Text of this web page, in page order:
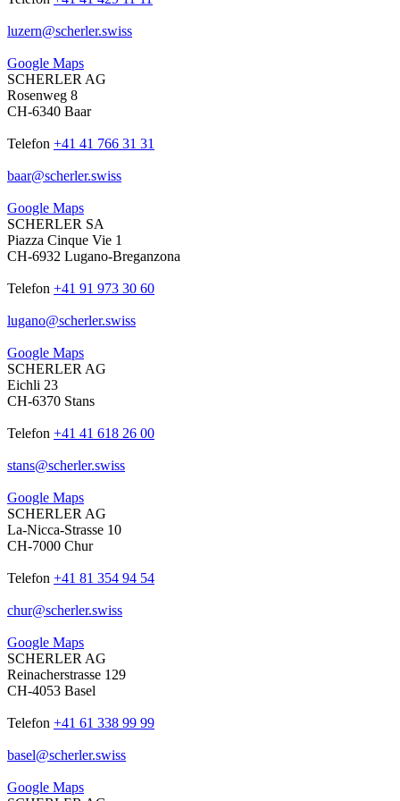
luzern@scherler.swiss
Google Maps
SCHERLER AG
Rosenweg 8
CH-6340 Baar
Telefon +41 41 766 31 31
baar@scherler.swiss
Google Maps
SCHERLER SA
Piazza Cinque Vie 1
CH-6932 Lugano-Breganzona
Telefon +41 91 973 30 60
lugano@scherler.swiss
Google Maps
SCHERLER AG
Eichli 23
CH-6370 Stans
Telefon +41 41 618 26 00
stans@scherler.swiss
Google Maps
SCHERLER AG
La-Nicca-Strasse 10
CH-7000 Chur
Telefon +41 81 354 94 54
chur@scherler.swiss
Google Maps
SCHERLER AG
Reinacherstrasse 129
CH-4053 Basel
Telefon +41 61 338 99 99
basel@scherler.swiss
Google Maps